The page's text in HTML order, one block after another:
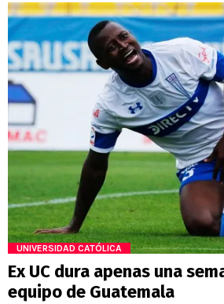
UNIVERSIDAD CATÓLICA
Ex UC dura apenas una
equipo de Guatemala